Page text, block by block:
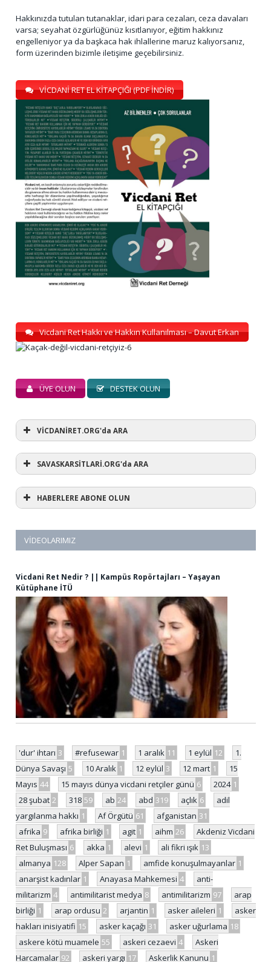
Hakkınızda tutulan tutanaklar, idari para cezaları, ceza davaları
varsa; seyahat özgürlüğünüz kısıtlanıyor, eğitim hakkınız
engelleniyor ya da başkaca hak ihlallerine maruz kalıyorsanız,
form üzerinden bizimle iletişime geçebilirsiniz.
VİCDANİ RET EL KİTAPÇIĞI (PDF İNDİR)
Vicdani Ret Hakkı ve Hakkın Kullanılması – Davut Erkan
ÜYE OLUN DESTEK OLUN
VİCDANİRET.ORG'da ARA
SAVASKARSİTLARİ.ORG'da ARA
HABERLERE ABONE OLUN
VIDEOLARIMIZ
Vicdani Ret Nedir ? || Kampüs Ropörtajları – Yaşayan
Kütüphane İTÜ
'dur' ihtarı 3 #refusewar 1 1 aralık 11 1 eylül 12
1.
Dünya Savaşı 5 10 Aralık 1 12 eylül 3 12 mart 1
15
Mayıs 44 15 mayıs dünya vicdani retçiler günü 6 2024 1
28 şubat 2 318 59 ab 24 abd 319 açlık 6
adil
yargılanma hakkı 1 Af Örgütü 61 afganistan 31
afrika 9 afrika birliği 1 agit 1 aihm 26
Akdeniz Vicdani
Ret Buluşması 6 akka 1 alevi 1 ali fikri ışık 13
almanya 128 Alper Sapan 1 amfide konuşulmayanlar 1
anarşist kadınlar 1 Anayasa Mahkemesi 4
anti-
militarizm 4 antimilitarist medya 8 antimilitarizm 97
arap
birliği 1 arap ordusu 2 arjantin 1 asker aileleri 1
asker
hakları inisiyatifi 15 asker kaçağı 31 asker uğurlama 18
askere kötü muamele 55 askeri cezaevi 4
Askeri
Harcamalar 92 askeri yargı 17 Askerlik Kanunu 1